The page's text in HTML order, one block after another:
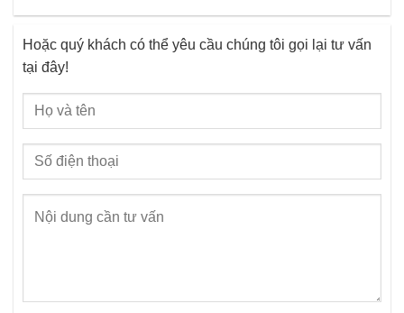
Hoặc quý khách có thể yêu cầu chúng tôi gọi lại tư vấn
tại đây!